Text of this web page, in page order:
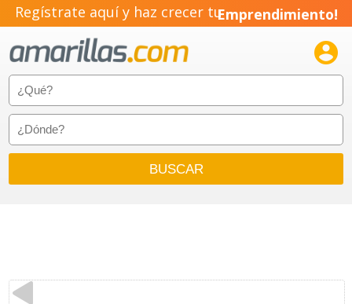
Regístrate aquí y haz crecer tuEmprendimiento!
